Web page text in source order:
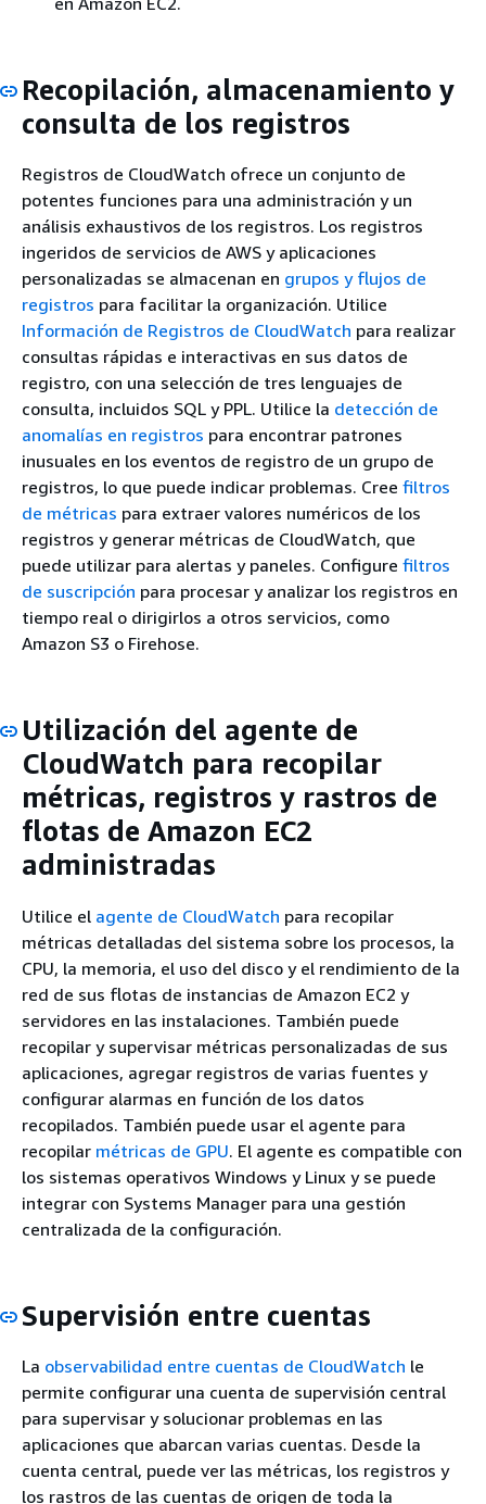
Recopilación, almacenamiento y
consulta de los registros
Registros de CloudWatch ofrece un conjunto de
potentes funciones para una administración y un
análisis exhaustivos de los registros. Los registros
ingeridos de servicios de AWS y aplicaciones
personalizadas se almacenan en grupos y flujos de
registros para facilitar la organización. Utilice
Información de Registros de CloudWatch para realizar
consultas rápidas e interactivas en sus datos de
registro, con una selección de tres lenguajes de
consulta, incluidos SQL y PPL. Utilice la detección de
anomalías en registros para encontrar patrones
inusuales en los eventos de registro de un grupo de
registros, lo que puede indicar problemas. Cree filtros
de métricas para extraer valores numéricos de los
registros y generar métricas de CloudWatch, que
puede utilizar para alertas y paneles. Configure filtros
de suscripción para procesar y analizar los registros en
tiempo real o dirigirlos a otros servicios, como
Amazon S3 o Firehose.
Utilización del agente de
CloudWatch para recopilar
métricas, registros y rastros de
flotas de Amazon EC2
administradas
Utilice el agente de CloudWatch para recopilar
métricas detalladas del sistema sobre los procesos, la
CPU, la memoria, el uso del disco y el rendimiento de la
red de sus flotas de instancias de Amazon EC2 y
servidores en las instalaciones. También puede
recopilar y supervisar métricas personalizadas de sus
aplicaciones, agregar registros de varias fuentes y
configurar alarmas en función de los datos
recopilados. También puede usar el agente para
recopilar métricas de GPU. El agente es compatible con
los sistemas operativos Windows y Linux y se puede
integrar con Systems Manager para una gestión
centralizada de la configuración.
Supervisión entre cuentas
La observabilidad entre cuentas de CloudWatch le
permite configurar una cuenta de supervisión central
para supervisar y solucionar problemas en las
aplicaciones que abarcan varias cuentas. Desde la
cuenta central, puede ver las métricas, los registros y
los rastros de las cuentas de origen de toda la